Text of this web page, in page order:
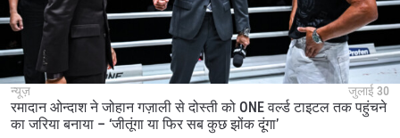
न्यूज़ जुलाई 30
रमादान ओन्दाश ने जोहान गज़ाली से दोस्ती को ONE वर्ल्ड टाइटल तक पहुंचने
का जरिया बनाया – ‘जीतूंगा या फिर सब कुछ झोंक दूंगा’